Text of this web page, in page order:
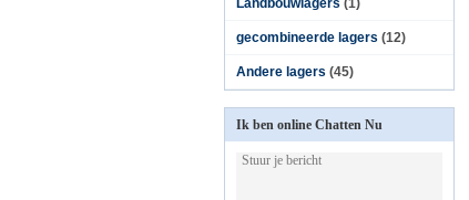
Landbouwlagers (1)
gecombineerde lagers (12)
Andere lagers (45)
Ik ben online Chatten Nu